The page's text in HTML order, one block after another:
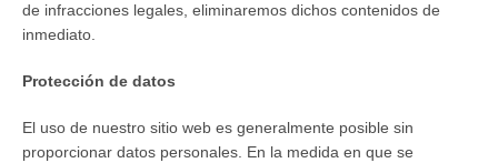
de infracciones legales, eliminaremos dichos contenidos de
inmediato.
Protección de datos
El uso de nuestro sitio web es generalmente posible sin
proporcionar datos personales. En la medida en que se